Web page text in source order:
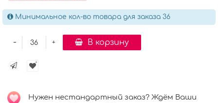
Минимальное кол-во товара для заказа 36
+
- В корзину
Нужен нестандартный заказ? Ждём Ваши